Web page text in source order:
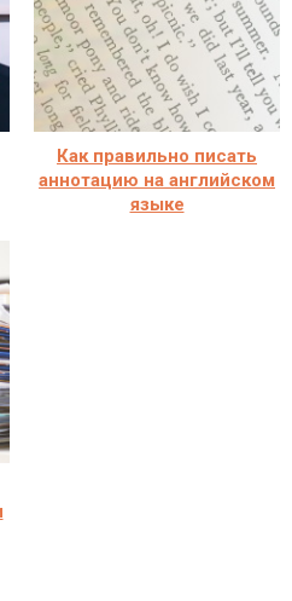
Как правильно писать
аннотацию на английском
языке